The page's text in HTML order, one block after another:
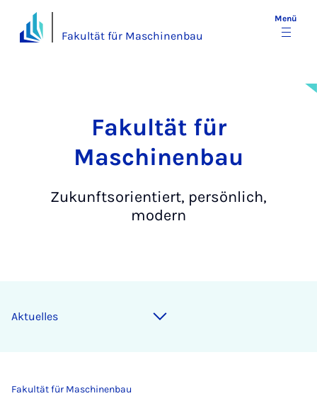
Fakultät für Maschinenbau
Menü
Fakultät für
Maschinenbau
Zukunftsorientiert, persönlich,
modern
Ak­tu­el­les
Fakultät für Maschinenbau